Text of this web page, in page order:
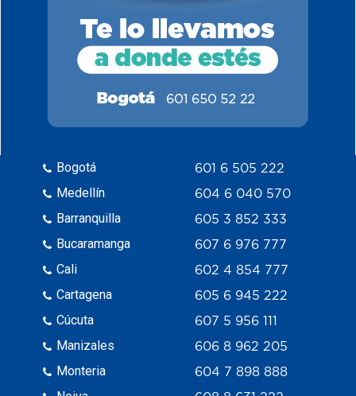
Bogotá
Medellín
Barranquilla
Bucaramanga
Cali
Cartagena
Cúcuta
Manizales
Monteria
601 6 505 222
604 6 040 570
605 3 852 333
607 6 976 777
602 4 854 777
605 6 945 222
607 5 956 111
606 8 962 205
604 7 898 888